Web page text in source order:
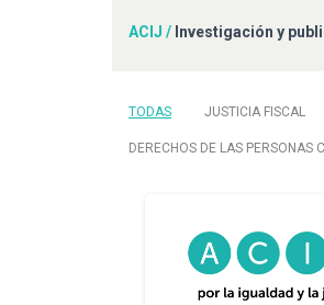
ACIJ / Investigación y
TODAS JUSTICIA FISCAL
DERECHOS DE LAS PERSONAS